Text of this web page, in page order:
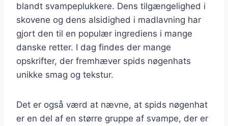
blandt svampeplukkere. Dens tilgængelighed i
skovene og dens alsidighed i madlavning har
gjort den til en populær ingrediens i mange
danske retter. I dag findes der mange
opskrifter, der fremhæver spids nøgenhats
unikke smag og tekstur.
Det er også værd at nævne, at spids nøgenhat
er en del af en større gruppe af svampe, der er